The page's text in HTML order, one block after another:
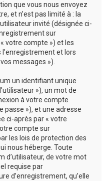
que vous nous envoyez
et n’est pas limité à : la
invité (désignée ci-
sur
votre compte ») et les
et lors
messages »).
un identifiant unique
»), un mot de
à votre compte
passe »), et une adresse
ci-après par « votre
compte sur
les lois de protection des
nous héberge. Toute
d’utilisateur, de votre mot
requise par
d’enregistrement, qu’elle